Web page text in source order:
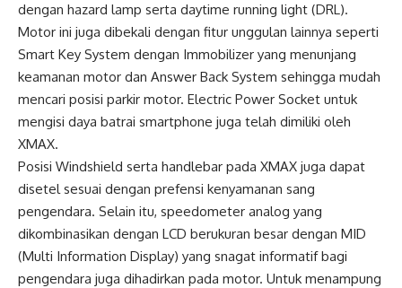
dengan hazard lamp serta daytime running light (DRL).
Motor ini juga dibekali dengan fitur unggulan lainnya seperti
Smart Key System dengan Immobilizer yang menunjang
keamanan motor dan Answer Back System sehingga mudah
mencari posisi parkir motor. Electric Power Socket untuk
mengisi daya batrai smartphone juga telah dimiliki oleh
XMAX.
Posisi Windshield serta handlebar pada XMAX juga dapat
disetel sesuai dengan prefensi kenyamanan sang
pengendara. Selain itu, speedometer analog yang
dikombinasikan dengan LCD berukuran besar dengan MID
(Multi Information Display) yang snagat informatif bagi
pengendara juga dihadirkan pada motor. Untuk menampung